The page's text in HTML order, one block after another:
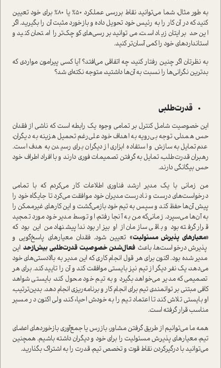
به طور مثال، شما می‌توانید نقاط بررسی عملکرد 50% یا 80% برای خود تعیین
کنید که در آن کار را به رئیس خود تحویل داده و بازخورد مثبت آن را بگیرید. اگر
این حد برایتان زیاد است، می‌توانید بررسی‌های کوچک‌تر را امتحان کنید و
استانداردهای خود را کمی آسان‌تر کنید.
به نظرتان اگر چنین رفتار کنید، چه اتفاقی می‌افتد؟ آیا کسی پیرامون مواردی که
بدترین نگرانی‌ها را نسبت به آن‌ها داشتید، متوجه نکته‌ای شد؟
قدرت‌طلبی
این خصوصیت شامل کنترل بر تمامی وجوه یک رابطه است که ناشی از فقدان
حس همدلی، توجه بی‌رویه به اهداف خود علی‌رغم تحمیل هزینه به دیگران،
عدم‌تمایل به سازش و استفاده ابزاری از دیگران برای رسیدن به هدف است.
رهبران قدرت‌طلب، تمایل به گرفتن تصمیمات فوری دارند و با افراد اطراف خود
حس بیگانگی دارند.
من زمانی با یک مدیر ارشد فناوری اطلاعات کار می‌کردم که با تمامی
درخواست‌های درست و نادرست مدیران خود موافقت می‌کرد تا جایگاه خود را
پیش آن‌ها حفظ کند و سپس به تیم خود بازمی‌گشت و این کارهای غیرممکن را
به آن‌ها می‌سپرد. زمانی‌که من به آنجا رفتم، او توسط مدیر خود مورد تمجید
قرار گرفته بود و باقی سازمان از او بیزار بودند! پیشنهاد من این بود که
«معیارهای پذیرش مسئولیت» تعیین شود. فقدان معیارهای پاسخ‌گویی و
پذیرش درخواست‌ها، باعث فعال‌شدن خصوصیت قدرت‌طلبی بیش‌از‌حد این
مدیر شده بود. اکنون برای هر قول انجام کاری که این مدیر به بالادستی‌های خود
می‌دهد، یک نفر دیگر از تیم نیز بایستی موافقت کند و آن را تایید کند. برای هر
تصمیمی که مدیر می‌خواهد بگیرد و به تیم خود محول کند، بایستی شواهد
کافی مبتنی بر توانمندی تیم برای انجام کار و برنامه‌ریزی انجام دهد. بدین‌ترتیب،
او بایستی تلاش کند تا اعتماد تیم را به خودش احیاء کند، ولی اکنون در مسیر
مناسب قرار گرفته است.
همه ما می‌توانیم از طریق گرفتن مشاور، بازرس یا جمع‌آوری بازخوردهای اعضای
تیم، معیارهای پذیرش مسئولیت را برای خود و دیگران داشته باشیم. همچنین
می‌توانید با درگیر‌کردن نقاط قوت و تخصص تیم، قدرت را به اشتراک بگذارید.